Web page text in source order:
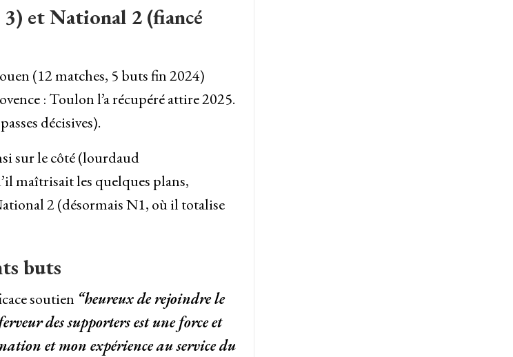
et National 2 (fiancé
(12 matches, 5 buts fin 2024)
: Toulon l’a récupéré attire 2025.
décisives).
sur le côté (lourdaud
maîtrisait les quelques plans,
2 (désormais N1, où il totalise
buts
soutien “heureux de rejoindre le
des supporters est une force et
et mon expérience au service du